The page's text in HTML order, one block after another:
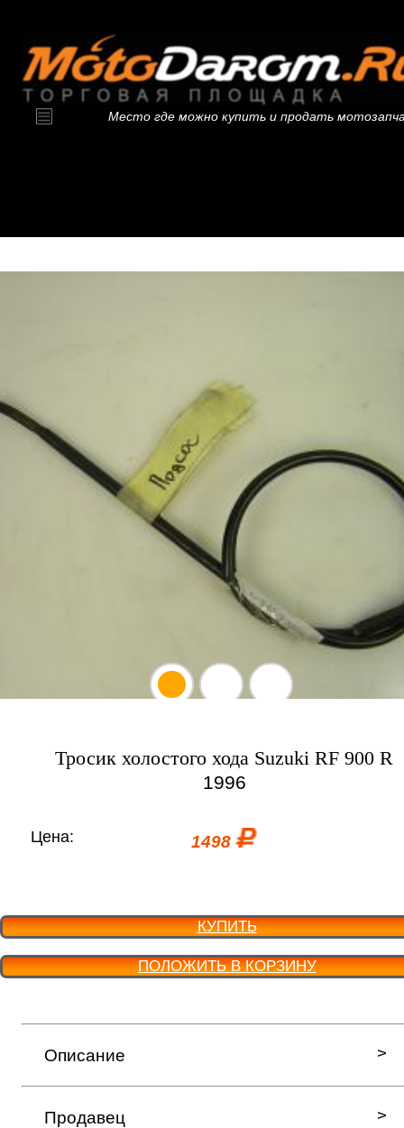
Место где можно купить и продать
Тросик холостого хода Suzuki RF 900 R
1996
Цена: 1498
КУПИТЬ
ПОЛОЖИТЬ В КОРЗИНУ
Описание
Продавец